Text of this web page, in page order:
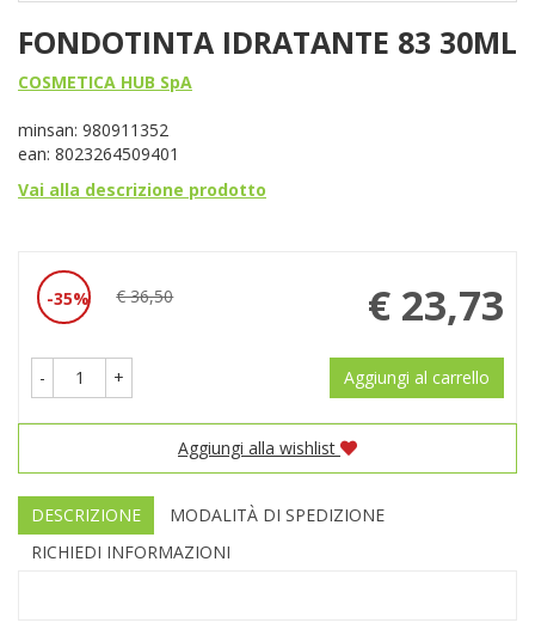
FONDOTINTA IDRATANTE 83 30ML
COSMETICA HUB SpA
minsan: 980911352
ean: 8023264509401
Vai alla descrizione prodotto
35% € 36,50
Prezzo
scontato
€ 23,73
- + Aggiungi al carrello
Aggiungi alla wishlist
DESCRIZIONE
MODALITÀ DI SPEDIZIONE
RICHIEDI INFORMAZIONI